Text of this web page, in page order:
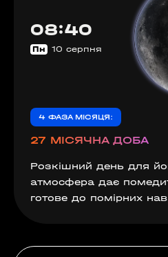
08:40
Пн 10 серпня
4 ФАЗА МІСЯЦЯ:
27 МІСЯЧНА ДОБА
Розкішний день для
атмосфера дає
готове до помірних